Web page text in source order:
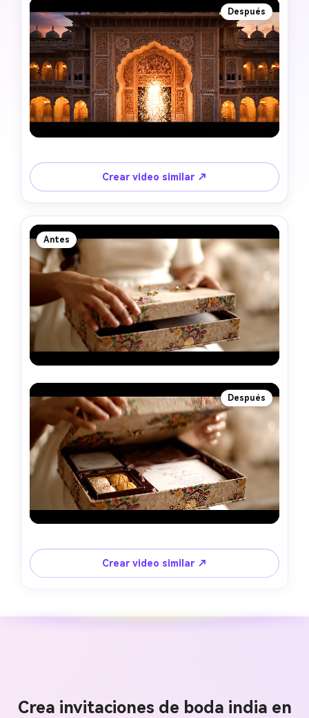
Después
Crear video similar ↗
Antes
Después
Crear video similar ↗
Crea invitaciones de boda india en